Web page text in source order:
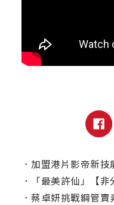
． 加盟港片影帝新技能解鎖
．
「最美許仙」【非分熟
． 蔡卓妍挑戰鋼管賣弄